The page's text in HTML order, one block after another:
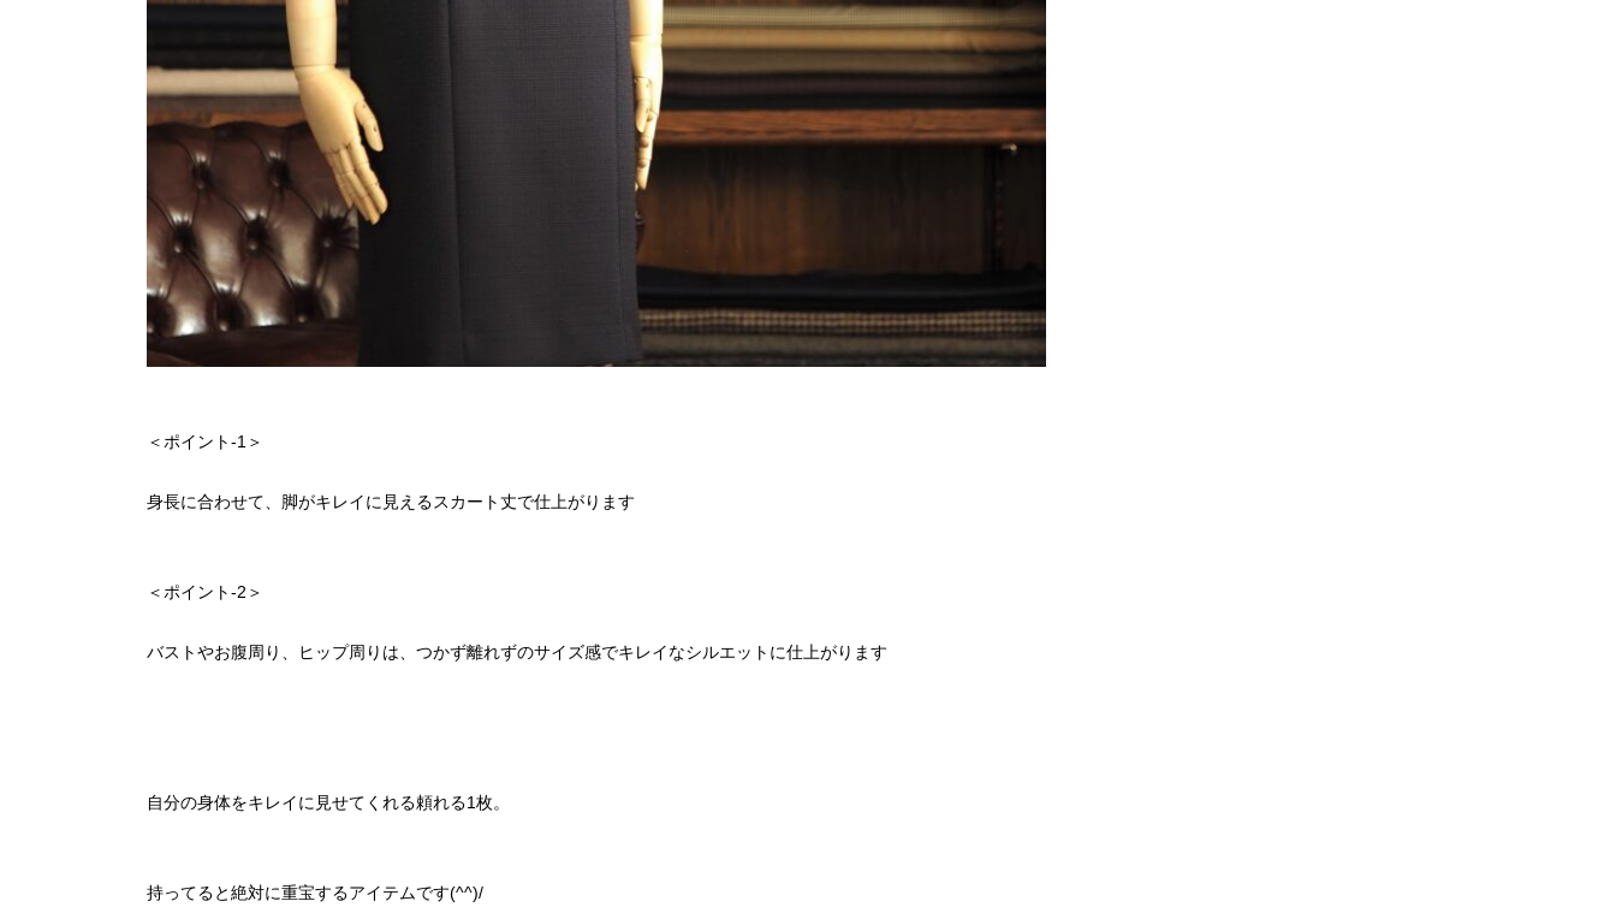
＜ポイント-1＞
身長に合わせて、脚がキレイに見えるスカート丈で仕上がります
＜ポイント-2＞
バストやお腹周り、ヒップ周りは、つかず離れずのサイズ感でキレイなシルエットに仕上がります
自分の身体をキレイに見せてくれる頼れる1枚。
持ってると絶対に重宝するアイテムです(^^)/